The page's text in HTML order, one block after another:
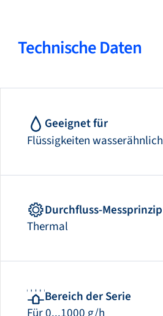
Technische Daten
Geeignet für
Flüssigkeiten wasserähnlich
Durchfluss-Messprinzip
Thermal
Bereich der Serie